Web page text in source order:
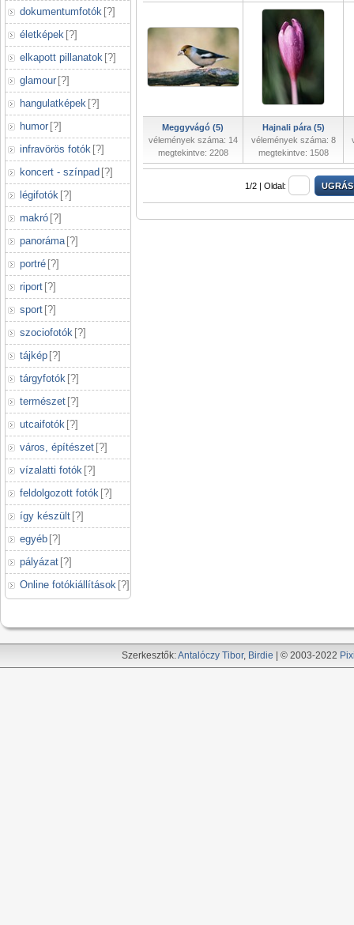
dokumentumfotók [?]
életképek [?]
elkapott pillanatok [?]
glamour [?]
hangulatképek [?]
humor [?]
infravörös fotók [?]
koncert - színpad [?]
légifotók [?]
makró [?]
panoráma [?]
portré [?]
riport [?]
sport [?]
szociofotók [?]
tájkép [?]
tárgyfotók [?]
természet [?]
utcaifotók [?]
város, építészet [?]
vízalatti fotók [?]
feldolgozott fotók [?]
így készült [?]
egyéb [?]
pályázat [?]
Online fotókiállítások [?]
Meggyvágó (5)
vélemények száma: 14
megtekintve: 2208
Hajnali pára (5)
vélemények száma: 8
megtekintve: 1508
1/2 | Oldal:
Szerkesztők:Antalóczy Tibor, Birdie | © 2003-2022